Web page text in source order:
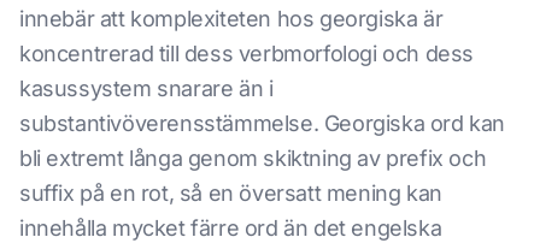
innebär att komplexiteten hos georgiska är
koncentrerad till dess verbmorfologi och dess
kasussystem snarare än i
substantivöverensstämmelse. Georgiska ord kan
bli extremt långa genom skiktning av prefix och
suffix på en rot, så en översatt mening kan
innehålla mycket färre ord än det engelska